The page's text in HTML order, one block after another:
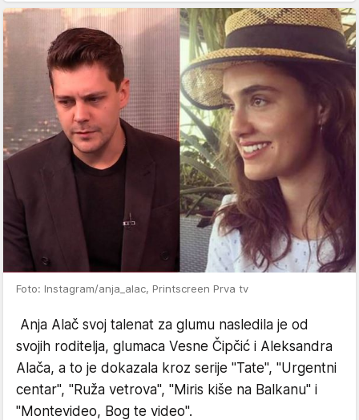
Foto: Instagram/anja_alac, Printscreen Prva tv
Anja Alač svoj talenat za glumu nasledila je od
svojih roditelja, glumaca Vesne Čipčić i Aleksandra
Alača, a to je dokazala kroz serije "Tate", "Urgentni
centar", "Ruža vetrova", "Miris kiše na Balkanu" i
"Montevideo, Bog te video".